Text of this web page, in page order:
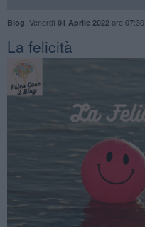
Blog Venerdì 01 Aprile 2022ore 07:30
​La felicità